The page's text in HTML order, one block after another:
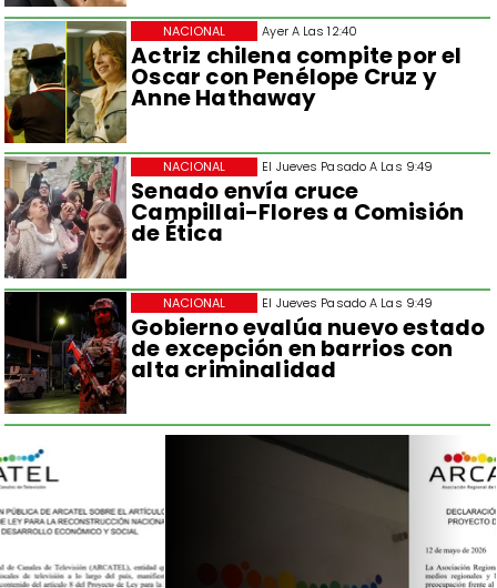
Ayer A Las 12:40
Actriz chilena compite por el
Oscar con Penélope Cruz y
Anne Hathaway
NACIONAL
El Jueves Pasado A Las 9:49
Senado envía cruce
Campillai-Flores a Comisión
de Ética
NACIONAL
El Jueves Pasado A Las 9:49
Gobierno evalúa nuevo estado
de excepción en barrios con
alta criminalidad
NACIONAL